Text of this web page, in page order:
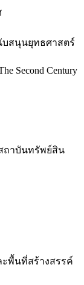
สนุนยุทธศาสตร์
Second Century
ถาบันทรัพย์สิน
พื้นที่สร้างสรรค์